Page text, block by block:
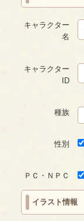
キャラクター
名
キャラクター
ID
種族
性別
ＰＣ・ＮＰＣ
イラスト情報